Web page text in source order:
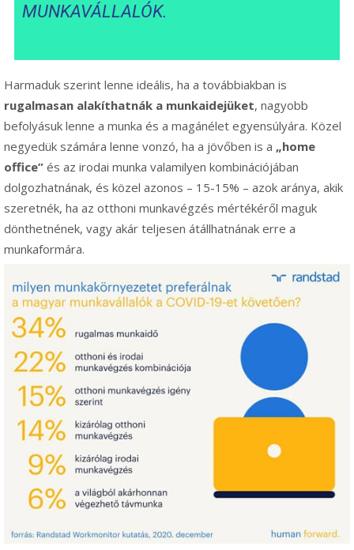
MUNKAVÁLLALÓK.
Harmaduk szerint lenne ideális, ha a továbbiakban is
rugalmasan alakíthatnák a munkaidejüket, nagyobb
befolyásuk lenne a munka és a magánélet egyensúlyára. Közel
negyedük számára lenne vonzó, ha a jövőben is a „home
office” és az irodai munka valamilyen kombinációjában
dolgozhatnának, és közel azonos – 15-15% – azok aránya, akik
szeretnék, ha az otthoni munkavégzés mértékéről maguk
dönthetnének, vagy akár teljesen átállhatnának erre a
munkaformára.